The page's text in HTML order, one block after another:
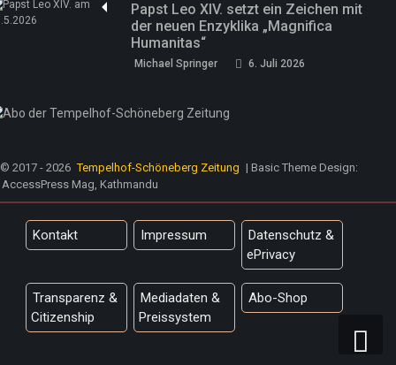
Papst Leo XIV. setzt ein Zeichen mit
der neuen Enzyklika „Magnifica
Humanitas“
Michael Springer 6. Juli 2026
© 2017 - 2026 Tempelhof-Schöneberg Zeitung | Basic Theme Design:
AccessPress Mag, Kathmandu
Kontakt Impressum
Datenschutz &
ePrivacy
Transparenz &
Citizenship
Mediadaten &
Preissystem
Abo-Shop